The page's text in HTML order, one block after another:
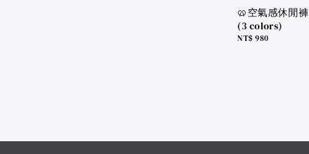
🥨空氣感休閒褲
(3 colors)
Regular
NT$ 980